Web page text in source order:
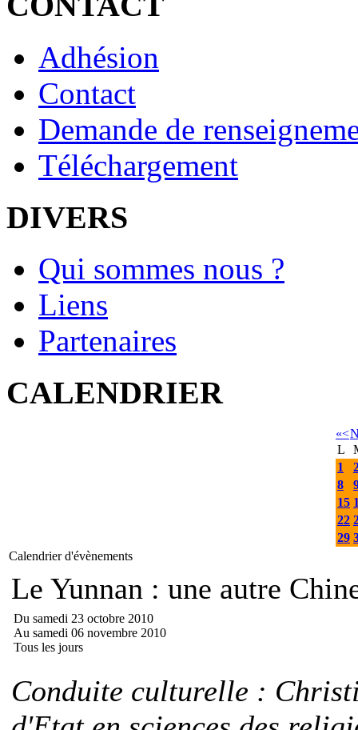
Adhésion
Contact
Demande de
Téléchargement
DIVERS
Qui sommes nous ?
Liens
Partenaires
CALENDRIER
«<
L
1
8
15
22
29
Calendrier d'évènements
Le Yunnan : une autre
Du samedi 23 octobre 2010
Au samedi 06 novembre 2010
Tous les jours
Conduite culturelle :